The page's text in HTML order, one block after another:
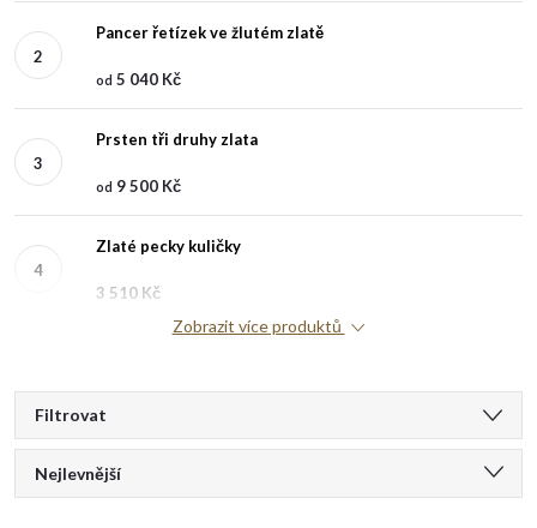
Pancer řetízek ve žlutém zlatě
od 5 040 Kč
Prsten tři druhy zlata
od 9 500 Kč
Zlaté pecky kuličky
3 510 Kč
Zobrazit více produktů
Filtrovat
Ř
Nejlevnější
V
ý